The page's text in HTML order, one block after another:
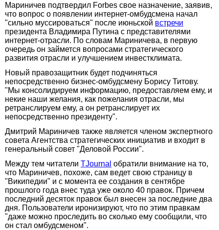
Мариничев подтвердил Forbes свое назначение, заявив,
что вопрос о появлении интернет-омбудсмена начал
"сильно муссироваться" после июньской встречи
президента Владимира Путина с представителями
интернет-отрасли. По словам Мариничева, в первую
очередь он займется вопросами стратегического
развития отрасли и улучшением инвестклимата.
Новый правозащитник будет подчиняться
непосредственно бизнес-омбудсмену Борису Титову.
"Мы консолидируем информацию, предоставляем ему, и
некие наши желания, как пожелания отрасли, мы
ретранслируем ему, а он ретранслирует их
непосредственно президенту".
Дмитрий Мариничев также является членом экспертного
совета Агентства стратегических инициатив и входит в
генеральный совет "Деловой России".
Между тем читатели TJournal обратили внимание на то,
что Мариничев, похоже, сам ведет свою страницу в
"Википедии" и с момента ее создания в сентябре
прошлого года внес туда уже около 40 правок. Причем
последний десяток правок был внесен за последние два
дня. Пользователи иронизируют, что по этим правкам
"даже можно проследить во сколько ему сообщили, что
он стал омбудсменом".